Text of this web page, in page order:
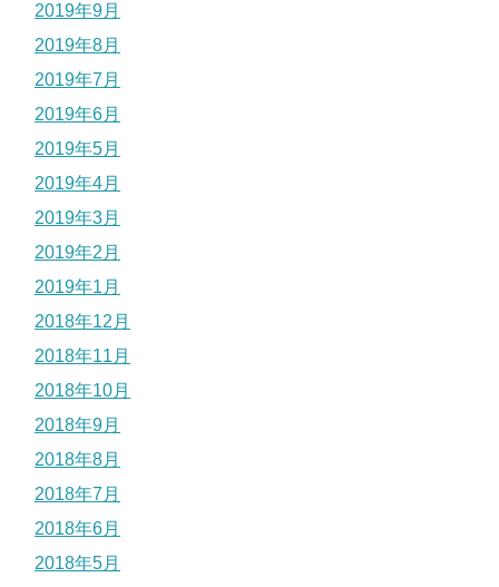
2019年9月
2019年8月
2019年7月
2019年6月
2019年5月
2019年4月
2019年3月
2019年2月
2019年1月
2018年12月
2018年11月
2018年10月
2018年9月
2018年8月
2018年7月
2018年6月
2018年5月